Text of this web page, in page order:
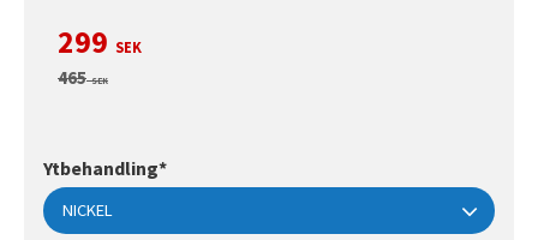
Nedsatt pris:
299 SEK
Ordinarie pris:
465SEK
Ytbehandling*